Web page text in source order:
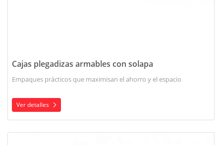
Cajas plegadizas armables con solapa
Empaques prácticos que maximisan el ahorro y el espacio
Ver detalles